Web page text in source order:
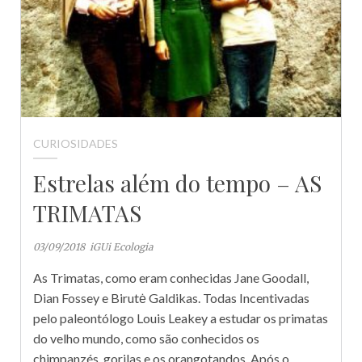
CURIOSIDADES
Estrelas além do tempo – AS
TRIMATAS
03/09/2018 iGUi Ecologia
As Trimatas, como eram conhecidas Jane Goodall,
Dian Fossey e Birutė Galdikas. Todas Incentivadas
pelo paleontólogo Louis Leakey a estudar os primatas
do velho mundo, como são conhecidos os
chimpanzés, gorilas e os orangotandos. Após o